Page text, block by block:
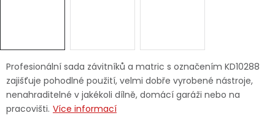
Značky
Profesionální sada závitníků a matric s označením KD10288
zajišťuje pohodlné použití, velmi dobře vyrobené nástroje,
nenahraditelné v jakékoli dílně, domácí garáži nebo na
pracovišti. Více informací